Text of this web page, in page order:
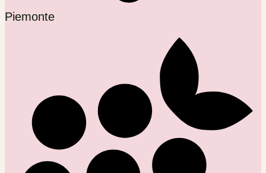
Piemonte